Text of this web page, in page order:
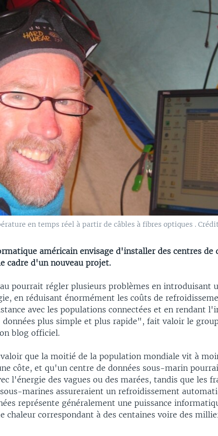
en temps réel à partir de câbles à fibres optiques .
américain envisage d'installer des centres de
cadre d'un nouveau projet.
pourrait régler plusieurs problèmes en introduisant
en réduisant énormément les coûts de
avec les populations connectées et en rendant
données plus simple et plus rapide", fait valoir le
blog officiel.
que la moitié de la population mondiale vit à
côte, et qu'un centre de données sous-marin
l'énergie des vagues ou des marées, tandis que les
marines assureraient un refroidissement
représente généralement une puissance
chaleur correspondant à des centaines voire des